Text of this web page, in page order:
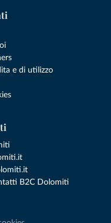
e di utilizzo
B2C Dolomiti